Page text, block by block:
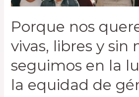
Porque nos
vivas, libres y sin
seguimos en la
la equidad de